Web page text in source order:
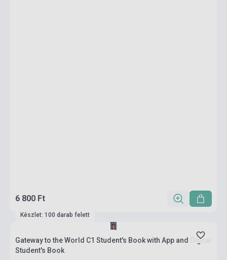
6 800 Ft
Készlet: 100 darab felett
Gateway to the World C1 Student's Book with App and Digital
Student's Book